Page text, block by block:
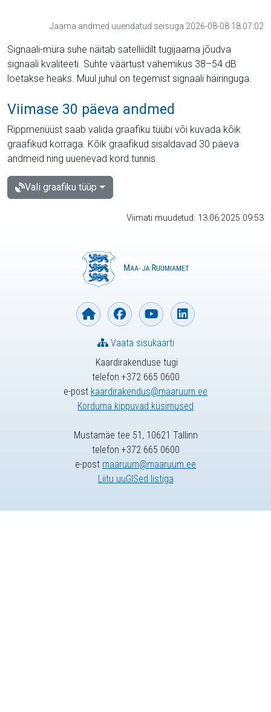
Jaama andmed uuendatud seisuga 2026-08-08 18:07:02
Signaali-müra suhe näitab satelliidilt tugijaama jõudva
signaali kvaliteeti. Suhte väärtust vahemikus 38–54 dB
loetakse heaks. Muul juhul on tegemist signaali häiringuga.
Viimase 30 päeva andmed
Rippmenüüst saab valida graafiku tüübi või kuvada kõik
graafikud korraga. Kõik graafikud sisaldavad 30 päeva
andmeid ning uuenevad kord tunnis.
Vali graafiku tüüp
Viimati muudetud: 13.06.2025 09:53
Kaardirakenduse tugi
telefon +372 665 0600
e-post kaardirakendus@maaruum.ee
Korduma kippuvad küsimused
Vaata sisukaarti
Mustamäe tee 51, 10621 Tallinn
telefon +372 665 0600
e-post maaruum@maaruum.ee
Liitu uuGISed listiga